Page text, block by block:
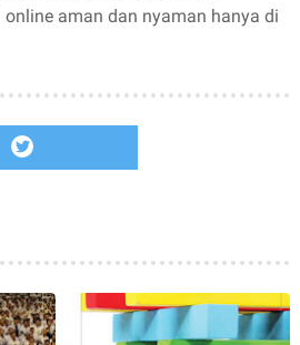
aman dan nyaman hanya di